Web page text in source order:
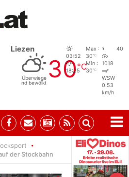
Liezen
Überwiege
nd bewölkt 30°C
03:52
18:25
Max :
30°C
Min :
30°C
40
1018
WSW
0.53
km/h
der Stockbahn